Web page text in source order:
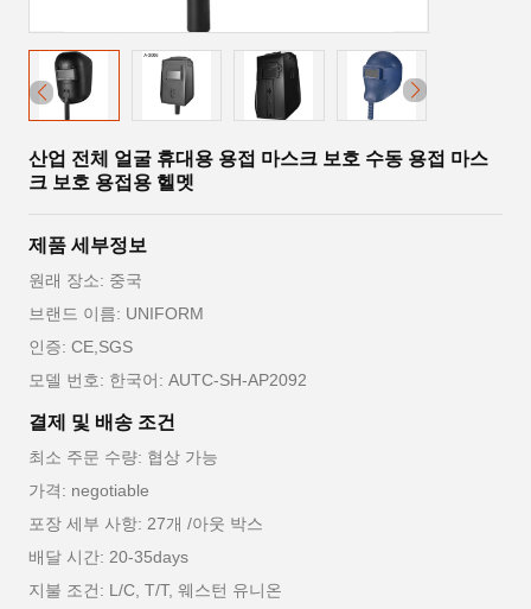
산업 전체 얼굴 휴대용 용접 마스크 보호 수동 용접 마스
크 보호 용접용 헬멧
제품 세부정보
원래 장소: 중국
브랜드 이름: UNIFORM
인증: CE,SGS
모델 번호: 한국어: AUTC-SH-AP2092
결제 및 배송 조건
최소 주문 수량: 협상 가능
가격: negotiable
포장 세부 사항: 27개 /아웃 박스
배달 시간: 20-35days
지불 조건: L/C, T/T, 웨스턴 유니온